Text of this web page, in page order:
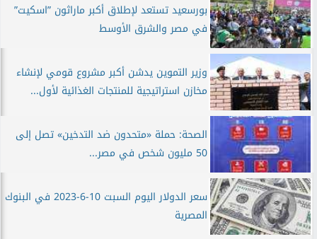
بورسعيد تستعد لإطلاق أكبر ماراثون ”اسكيت”
في مصر والشرق الأوسط
وزير التموين يدشن أكبر مشروع قومي لإنشاء
مخازن استراتيجية للمنتجات الغذائية لأول...
الصحة: حملة «متحدون ضد التدخين» تصل إلى
50 مليون شخص في مصر...
سعر الدولار اليوم السبت 10-6-2023 في البنوك
المصرية